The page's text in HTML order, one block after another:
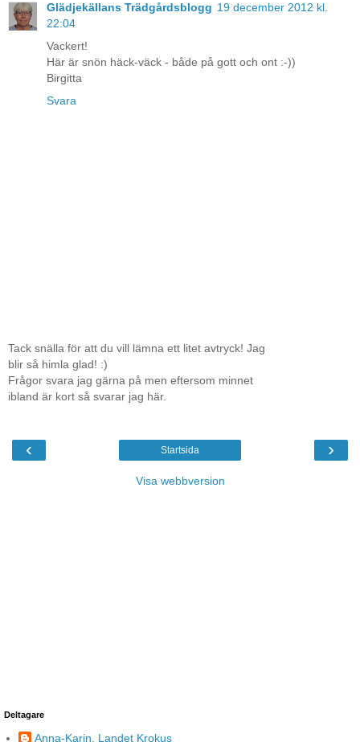
Glädjekällans Trädgårdsblogg 19 december 2012 kl.
22:04
Vackert!
Här är snön häck-väck - både på gott och ont :-))
Birgitta
Svara
Tack snälla för att du vill lämna ett litet avtryck! Jag
blir så himla glad! :)
Frågor svara jag gärna på men eftersom minnet
ibland är kort så svarar jag här.
‹ ›
Startsida
Visa webbversion
Deltagare
Anna-Karin, Landet Krokus